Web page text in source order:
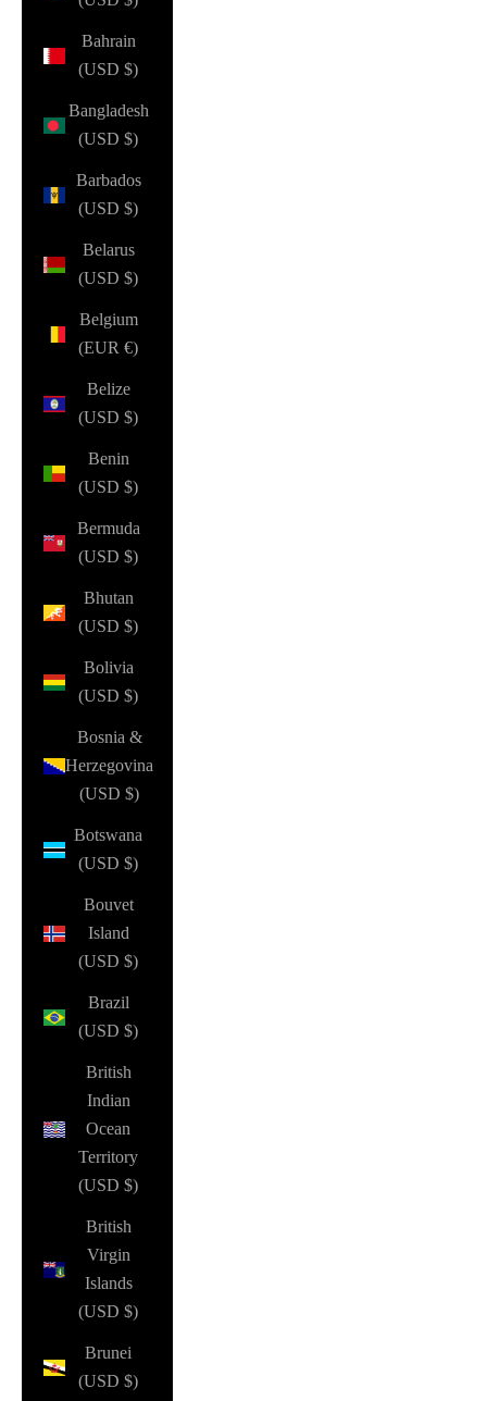
Bahrain
(USD $)
Bangladesh
(USD $)
Barbados
(USD $)
Belarus
(USD $)
Belgium
(EUR €)
Belize
(USD $)
Benin
(USD $)
Bermuda
(USD $)
Bhutan
(USD $)
Bolivia
(USD $)
Bosnia &
Herzegovina
(USD $)
Botswana
(USD $)
Bouvet
Island
(USD $)
Brazil
(USD $)
British
Indian
Ocean
Territory
(USD $)
British
Virgin
Islands
(USD $)
Brunei
(USD $)